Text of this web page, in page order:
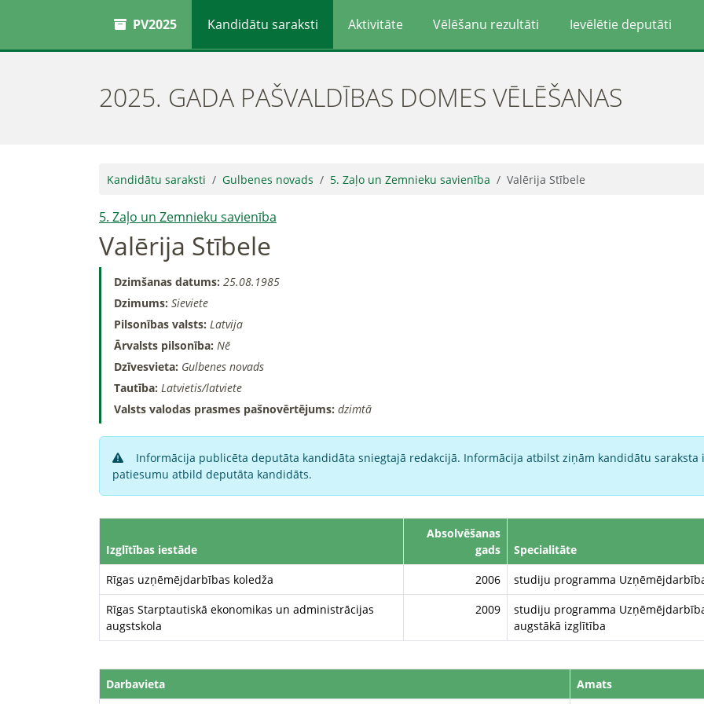
PV2025 Kandidātu saraksti Aktivitāte Vēlēšanu rezultāti Ievēlētie deputāti
2025. GADA PAŠVALDĪBAS DOMES VĒLĒŠANAS
Kandidātu saraksti Gulbenes novads 5. Zaļo un Zemnieku savienība Valērija Stībele
5. Zaļo un Zemnieku savienība
Valērija Stībele
Dzimšanas datums: 25.08.1985
Dzimums: Sieviete
Pilsonības valsts: Latvija
Ārvalsts pilsonība: Nē
Dzīvesvieta: Gulbenes novads
Tautība: Latvietis/latviete
Valsts valodas prasmes pašnovērtējums: dzimtā
Informācija publicēta deputāta kandidāta sniegtajā redakcijā. Informācija atbilst ziņām kandidātu saraksta
patiesumu atbild deputāta kandidāts.
Izglītības iestāde
Absolvēšanas
gads
Specialitāte
Rīgas uzņēmējdarbības koledža
2006
studiju programma
Rīgas Starptautiskā ekonomikas un administrācijas
augstskola
2009
studiju programma
augstākā izglītība
Darbavieta Amats